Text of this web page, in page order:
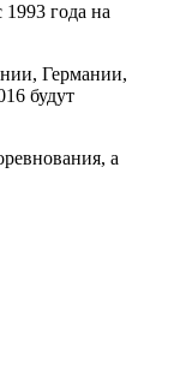
года на
Германии,
будут
а